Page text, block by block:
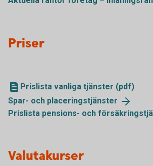
Priser
Prislista vanliga tjänster (pdf)
Spar- och placeringstjänster
Prislista pensions- och
Valutakurser